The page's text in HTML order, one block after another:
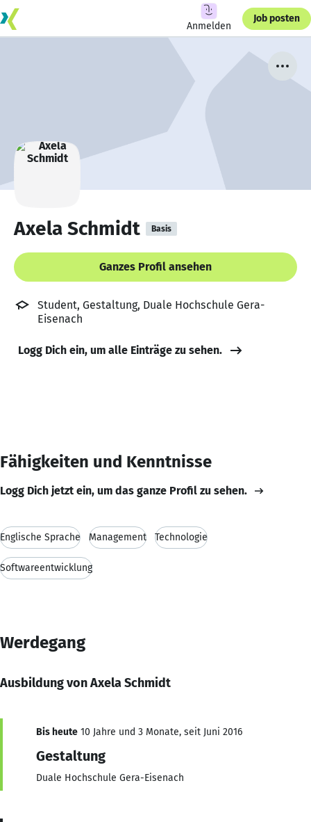
Anmelden
Job posten
Axela Schmidt Basis
Ganzes Profil ansehen
Student, Gestaltung, Duale Hochschule Gera-
Eisenach
Logg Dich ein, um alle Einträge zu sehen.
Fähigkeiten und Kenntnisse
Logg Dich jetzt ein, um das ganze Profil zu sehen.
Englische Sprache Management Technologie
Softwareentwicklung
Werdegang
Ausbildung von Axela Schmidt
Bis heute 10 Jahre und 3 Monate, seit Juni 2016
Gestaltung
Duale Hochschule Gera-Eisenach